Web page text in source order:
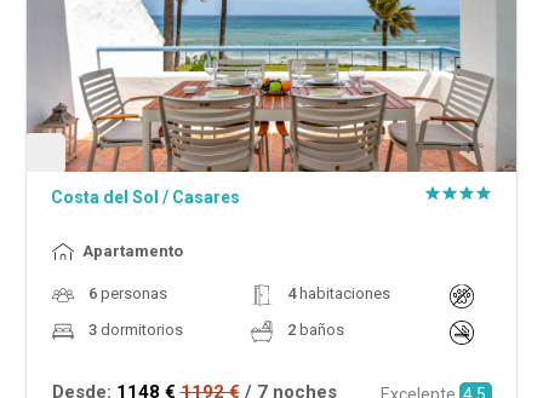
Costa del Sol / Casares
Apartamento
6personas 4habitaciones
3dormitorios 2baños
Desde: 1148 € 1192 € / 7 noches Excelente 4.5